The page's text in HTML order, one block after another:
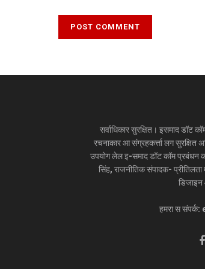
सर्वाधिकार सुरक्षित। इसमाद डॉट
रचनाकार आ संग्रहकर्त्ता लग
उपयोग लेल इ-समाद डॉट कॉम
सिंह, राजनीतिक संपादक-
हमरा स